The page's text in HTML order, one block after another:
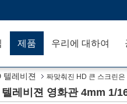
제품 우리에 대하여
텔레비젼 짜맞춰진 HD 큰 스크린
레비젼 영화관 4mm 1/